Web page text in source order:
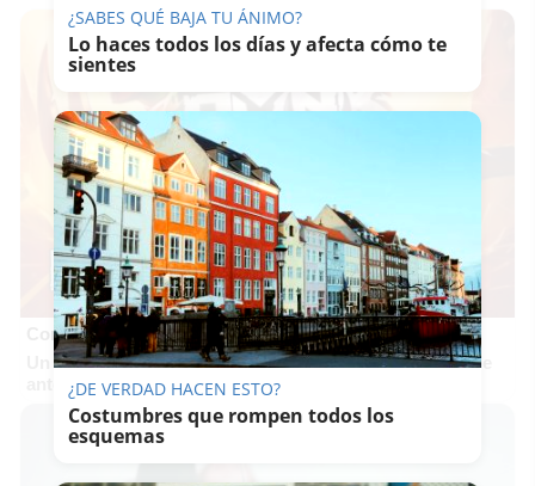
Corepunk MMORPG
Un verdadero MMORPG de la vieja escuela ¡Cómo los de
antes, pero mejor!
¿SABES QUÉ BAJA TU ÁNIMO?
Lo haces todos los días y afecta cómo te
sientes
¿DE VERDAD HACEN ESTO?
Costumbres que rompen todos los
esquemas